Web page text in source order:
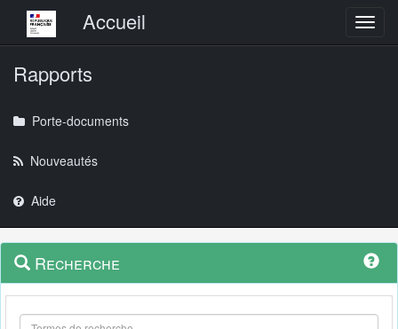
Menu principalAccueil
Rapports
Porte-documents
Nouveautés
Aide
Navigation
outils
Menu
contextuel
Recherche